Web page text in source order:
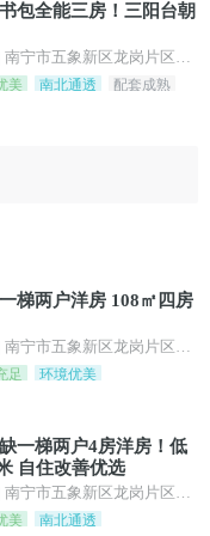
包全能三房！三阳台朝
南宁市五象新区龙岗片区龙华路68号
美 南北通透 配套成熟
梯两户洋房 108㎡四房
南宁市五象新区龙岗片区龙华路68号
足 环境优美
一梯两户4房洋房！低
自住改善优选
南宁市五象新区龙岗片区龙华路68号
美 南北通透